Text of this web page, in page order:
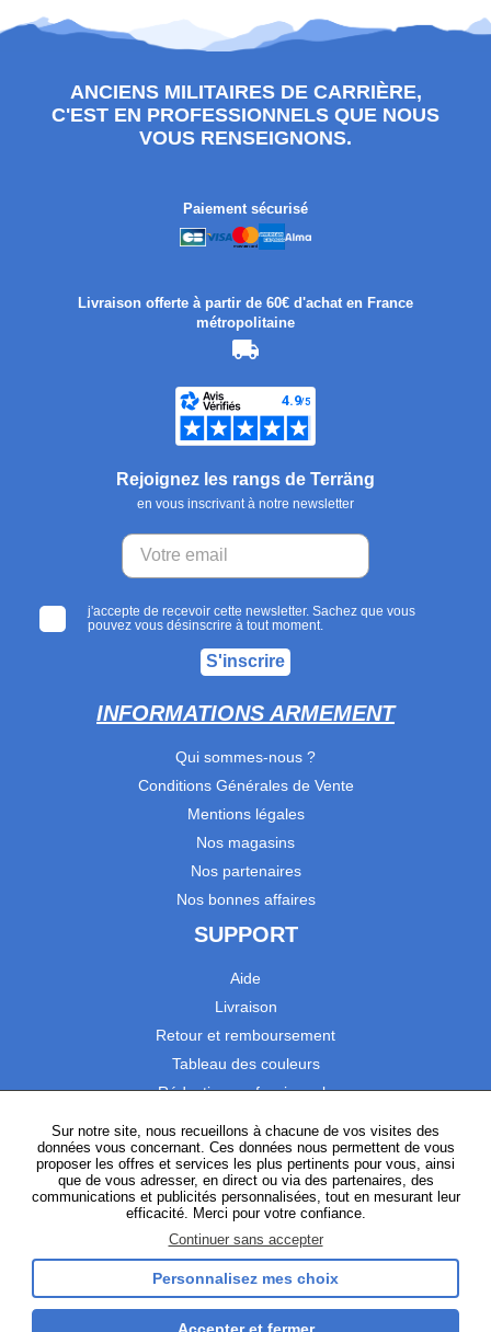
ANCIENS MILITAIRES DE CARRIÈRE,
C'EST EN PROFESSIONNELS QUE NOUS
VOUS RENSEIGNONS.
Paiement sécurisé
Livraison offerte à partir de 60€ d'achat en France
métropolitaine
Rejoignez les rangs de Terräng
en vous inscrivant à notre newsletter
j'accepte de recevoir cette newsletter. Sachez que vous
pouvez vous désinscrire à tout moment.
S'inscrire
INFORMATIONS ARMEMENT
Qui sommes-nous ?
Conditions Générales de Vente
Mentions légales
Nos magasins
Nos partenaires
Nos bonnes affaires
SUPPORT
Aide
Livraison
Retour et remboursement
Tableau des couleurs
Réduction professionnels
Satisfaction Clients
SUIVEZ-NOUS
InstagramTikTokFacebookYouTubeLinkedIn
Sur notre site, nous recueillons à chacune de vos visites des
données vous concernant. Ces données nous permettent de vous
proposer les offres et services les plus pertinents pour vous, ainsi
que de vous adresser, en direct ou via des partenaires, des
communications et publicités personnalisées, tout en mesurant leur
efficacité. Merci pour votre confiance.
Continuer sans accepter
Personnalisez mes choix
Accepter et fermer